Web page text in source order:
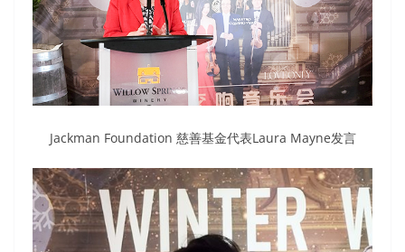
Jackman Foundation 慈善基金代表Laura Mayne发言